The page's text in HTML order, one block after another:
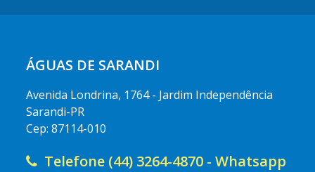
ÁGUAS DE SARANDI
Avenida Londrina, 1764 - Jardim Independência
Sarandi-PR
Cep: 87114-010
Telefone (44) 3264-4870 - Whatsapp